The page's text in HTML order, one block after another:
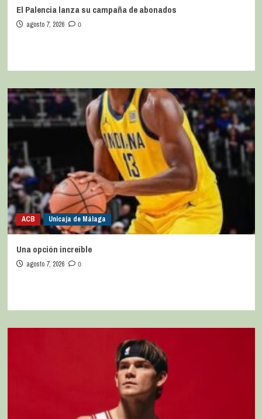
El Palencia lanza su campaña de abonados
agosto 7, 2026 0
ACB Unicaja de Málaga
Una opción increíble
agosto 7, 2026 0